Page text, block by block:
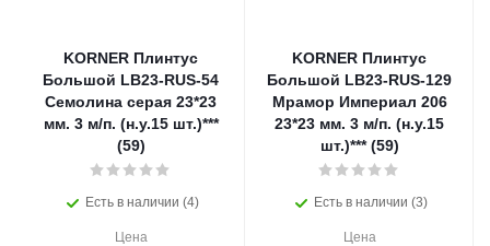
KORNER Плинтус
Большой LB23-RUS-54
Семолина серая 23*23
мм. 3 м/п. (н.у.15 шт.)***
(59)
Есть в наличии (4)
Цена
KORNER Плинтус
Большой LB23-RUS-129
Мрамор Империал 206
23*23 мм. 3 м/п. (н.у.15
шт.)*** (59)
Есть в наличии (3)
Цена